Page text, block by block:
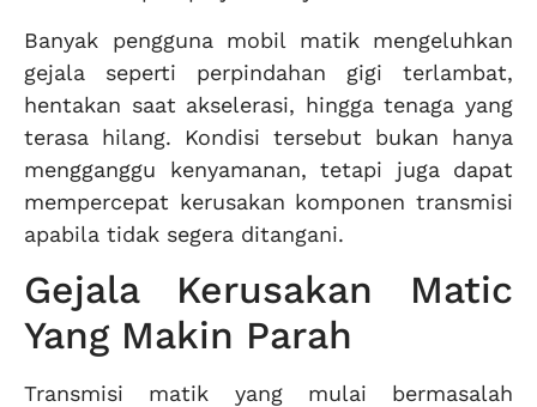
Banyak pengguna mobil matik mengeluhkan
gejala seperti perpindahan gigi terlambat,
hentakan saat akselerasi, hingga tenaga yang
terasa hilang. Kondisi tersebut bukan hanya
mengganggu kenyamanan, tetapi juga dapat
mempercepat kerusakan komponen transmisi
apabila tidak segera ditangani.
Gejala Kerusakan Matic
Yang Makin Parah
Transmisi matik yang mulai bermasalah